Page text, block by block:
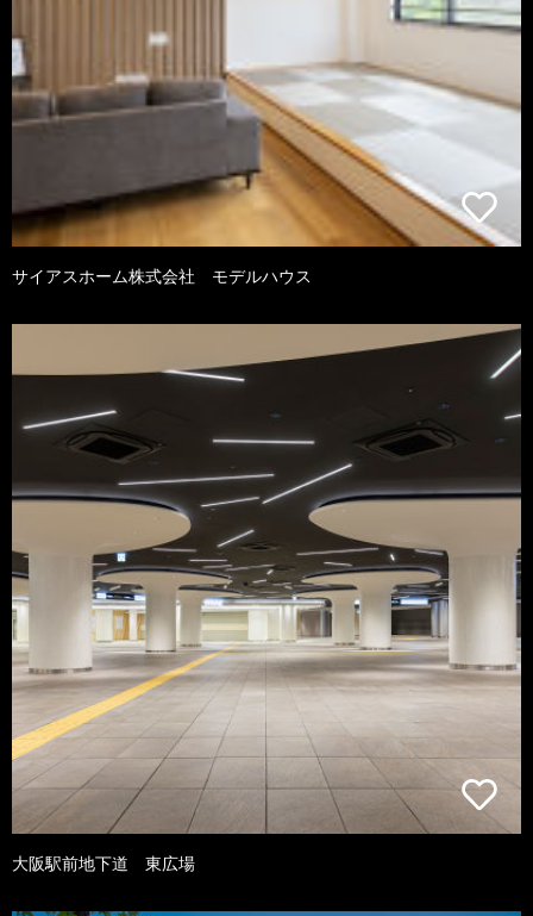
サイアスホーム株式会社 モデルハウス
大阪駅前地下道 東広場